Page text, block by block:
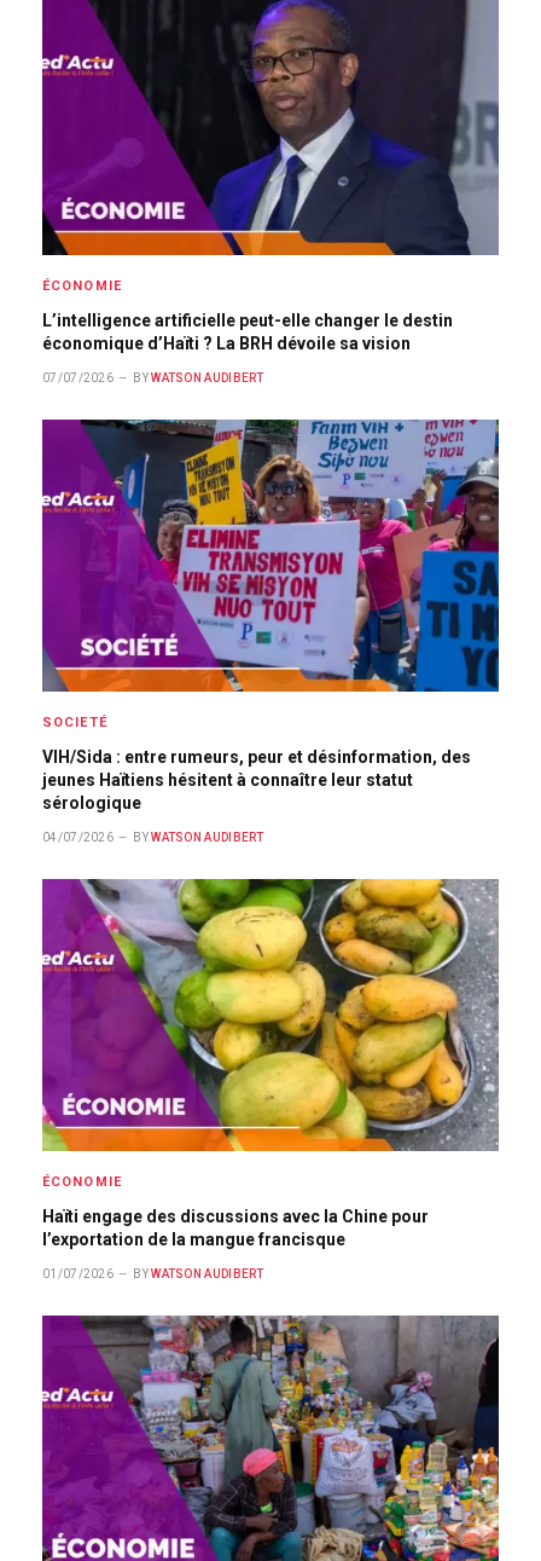
ÉCONOMIE
L’intelligence artificielle peut-elle changer le destin
économique d’Haïti ? La BRH dévoile sa vision
07/07/2026 BY WATSON AUDIBERT
SOCIETÉ
VIH/Sida : entre rumeurs, peur et désinformation, des
jeunes Haïtiens hésitent à connaître leur statut
sérologique
04/07/2026 BY WATSON AUDIBERT
ÉCONOMIE
Haïti engage des discussions avec la Chine pour
l’exportation de la mangue francisque
01/07/2026 BY WATSON AUDIBERT